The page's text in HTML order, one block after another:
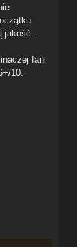
jakość.
fani
10.